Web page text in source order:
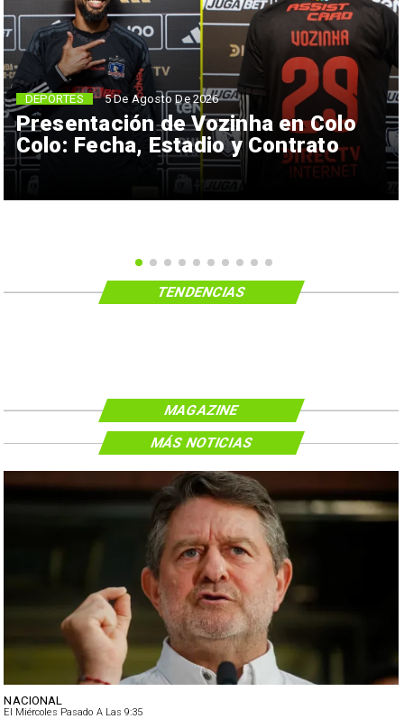
Presentación de Vozinha en Colo
Colo: Fecha, Estadio y Contrato
DEPORTES 5 De Agosto De 2026
TENDENCIAS
MAGAZINE
NACIONAL
El Miércoles Pasado A Las 9:35
MÁS NOTICIAS